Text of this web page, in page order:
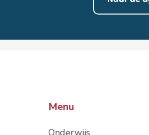
Menu
Onderwijs